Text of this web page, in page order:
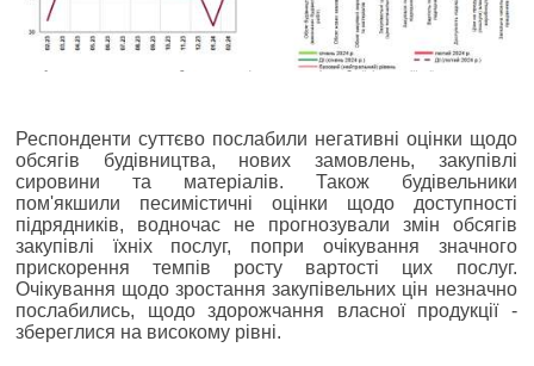
Респонденти суттєво послабили негативні оцінки щодо
обсягів будівництва, нових замовлень, закупівлі
сировини та матеріалів. Також будівельники
пом'якшили песимістичні оцінки щодо доступності
підрядників, водночас не прогнозували змін обсягів
закупівлі їхніх послуг, попри очікування значного
прискорення темпів росту вартості цих послуг.
Очікування щодо зростання закупівельних цін незначно
послабились, щодо здорожчання власної продукції -
збереглися на високому рівні.